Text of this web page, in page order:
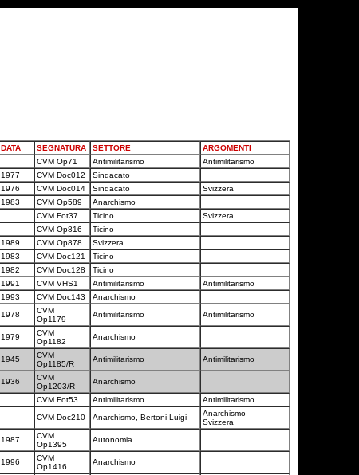
DATA SEGNATURA SETTORE
ARGOMENTI
CVM Op71 Antimilitarismo
Antimilitarismo
1977 CVM Doc012
Sindacato
1976 CVM Doc014 Sindacato
Svizzera
1983 CVM Op589
Anarchismo
CVM Fot37 Ticino
Svizzera
CVM Op816
Ticino
1989 CVM Op878
Svizzera
1983 CVM Doc121
Ticino
1982 CVM Doc128
Ticino
1991 CVM VHS1 Antimilitarismo
Antimilitarismo
1993 CVM Doc143
Anarchismo
1978
CVM
Op1179
Antimilitarismo Antimilitarismo
1979
CVM
Op1182
Anarchismo
1945
CVM
Op1185/R
Antimilitarismo Antimilitarismo
1936
CVM
Op1203/R
Anarchismo
CVM Fot53 Antimilitarismo
Antimilitarismo
CVM Doc210 Anarchismo, Bertoni Luigi
Anarchismo
Svizzera
1987
CVM
Op1395
Autonomia
1996
CVM
Op1416
Anarchismo